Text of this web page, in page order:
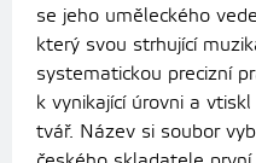
se jeho uměleckého
který svou strhující
systematickou precizní
k vynikající úrovni a
tvář. Název si soubor